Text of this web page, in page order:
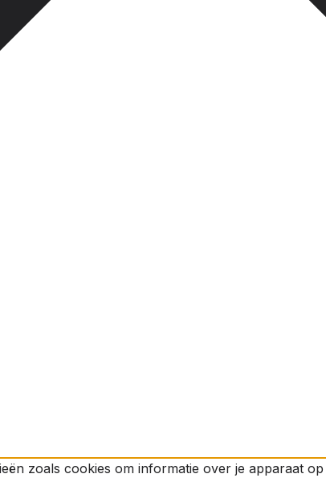
zoals cookies om informatie over je apparaat